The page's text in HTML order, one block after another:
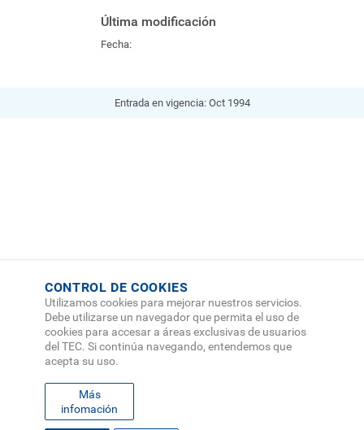
Última modificación
Fecha:
Entrada en vigencia: Oct 1994
CONTROL DE COOKIES
Utilizamos cookies para mejorar nuestros servicios.
Debe utilizarse un navegador que permita el uso de
cookies para accesar a áreas exclusivas de usuarios
del TEC. Si continúa navegando, entendemos que
acepta su uso.
Más
infomación